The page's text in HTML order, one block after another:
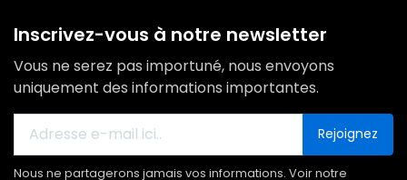
Inscrivez-vous à notre newsletter
Vous ne serez pas importuné, nous envoyons
uniquement des informations importantes.
Rejoignez
Nous ne partagerons jamais vos informations. Voir notre